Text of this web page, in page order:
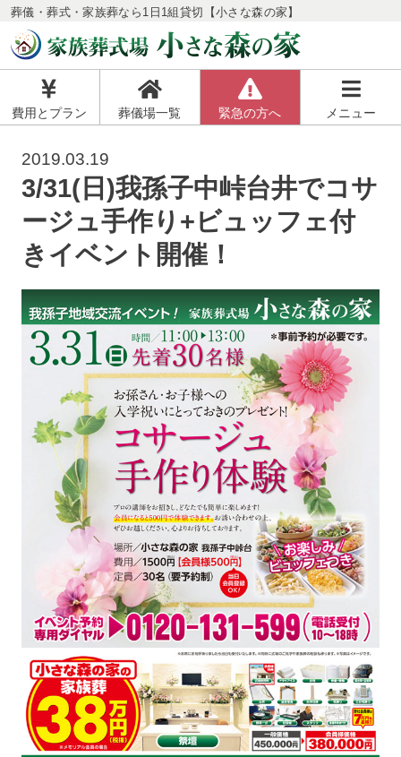
葬儀・葬式・家族葬なら1日1組貸切【小さな森の家】
費用とプラン 葬儀場一覧 緊急の方へ メニュー
2019.03.19
3/31(日)我孫子中峠台井でコサ
ージュ手作り+ビュッフェ付
きイベント開催！